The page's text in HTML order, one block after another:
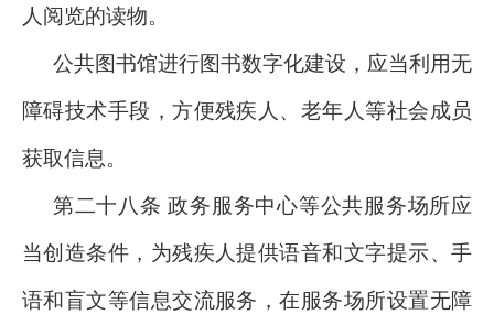
人阅览的读物。
公共图书馆进行图书数字化建设，应当利用无
障碍技术手段，方便残疾人、老年人等社会成员
获取信息。
第二十八条 政务服务中心等公共服务场所应
当创造条件，为残疾人提供语音和文字提示、手
语和盲文等信息交流服务，在服务场所设置无障